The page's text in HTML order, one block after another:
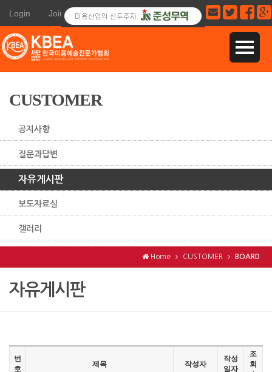
Login Join
CUSTOMER
공지사항
질문과답변
자유게시판
보도자료실
갤러리
Home CUSTOMER BOARD
자유게시판
번
호
제목 작성자
작성
일자
조
회